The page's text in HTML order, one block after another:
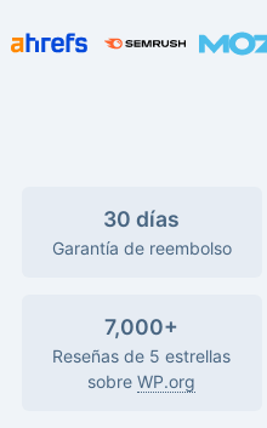
30 días
Garantía de reembolso
7,000+
Reseñas de 5 estrellas
sobreWP.org